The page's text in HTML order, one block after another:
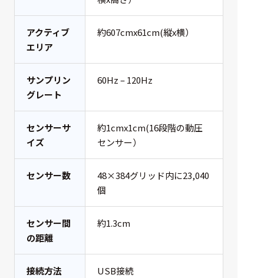
アクティブ
エリア
約607cmx61cm(縦x横）
サンプリン
グレート
60Hz – 120Hz
センサーサ
イズ
約1cmx1cm(16段階の動圧
センサー）
センサー数
48×384グリッド内に23,040
個
センサー間
の距離
約1.3cm
接続方法 USB接続